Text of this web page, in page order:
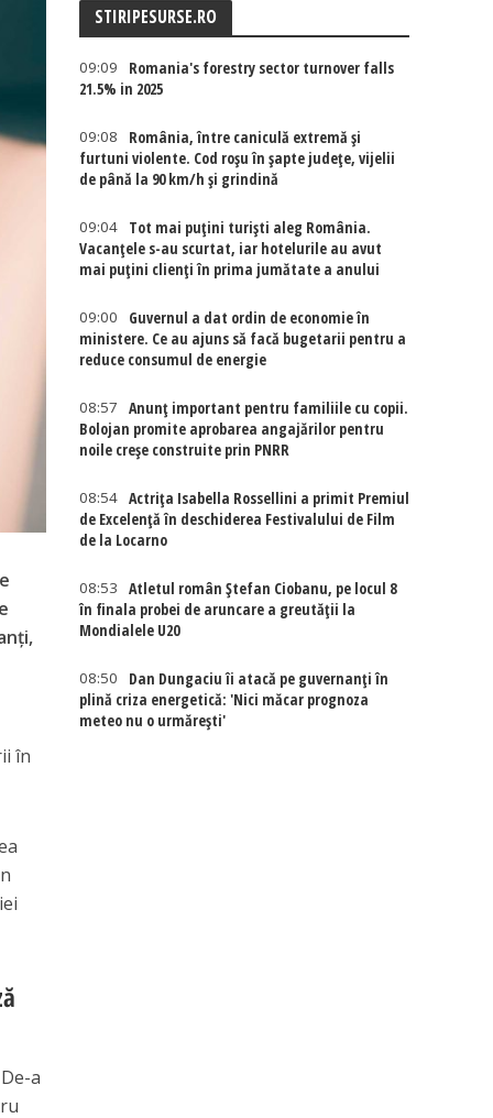
în
a
STIRIPESURSE.RO
09:09
Romania's forestry sector turnover falls
21.5% in 2025
09:08
România, între caniculă extremă și
furtuni violente. Cod roșu în șapte județe, vijelii
de până la 90 km/h și grindină
09:04
Tot mai puțini turiști aleg România.
Vacanțele s-au scurtat, iar hotelurile au avut
mai puțini clienți în prima jumătate a anului
09:00
Guvernul a dat ordin de economie în
ministere. Ce au ajuns să facă bugetarii pentru a
reduce consumul de energie
08:57
Anunț important pentru familiile cu copii.
Bolojan promite aprobarea angajărilor pentru
noile creșe construite prin PNRR
08:54 Actriţa Isabella Rossellini a primit Premiul
de Excelenţă în deschiderea Festivalului de Film
de la Locarno
08:53
Atletul român Ștefan Ciobanu, pe locul 8
în finala probei de aruncare a greutății la
Mondialele U20
08:50
Dan Dungaciu îi atacă pe guvernanți în
plină criza energetică: 'Nici măcar prognoza
meteo nu o urmărești'